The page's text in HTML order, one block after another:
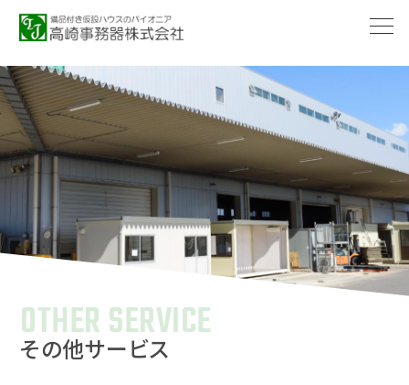
OTHER SERVICE
その他サービス